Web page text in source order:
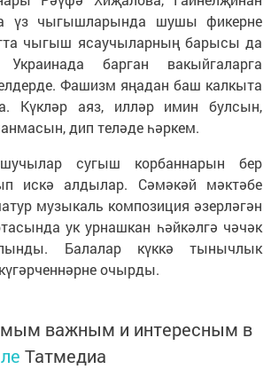
үз чыгышларында шушы фикерне
чыгыш ясаучыларның барысы да
барган вакыйгаларга
Фашизм яңадан баш калкыта
Күкләр аяз, илләр имин булсын,
дип теләде һәркем.
сугыш корбаннарын бер
искә алдылар. Сәмәкәй мәктәбе
музыкаль композиция әзерләгән
ук урнашкан һәйкәлгә чәчәк
Балалар күккә тынычлык
очырды.
важным и интересным в
Татмедиа